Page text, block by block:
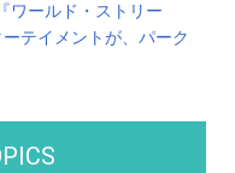
ワールド・ストリー
テイメントが、パーク